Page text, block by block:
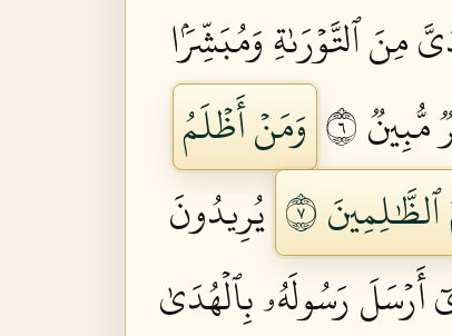
مِنَ ٱلتَّوۡرَىٰةِ وَمُبَشِّرَۢا
٦
وَمَنۡ أَظۡلَمُ
٧
يُرِيدُونَ
أَرۡسَلَ رَسُولَهُۥ بِٱلۡهُدَىٰ